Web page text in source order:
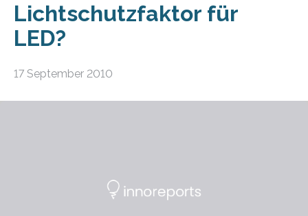
Lichtschutzfaktor für
LED?
17 September 2010